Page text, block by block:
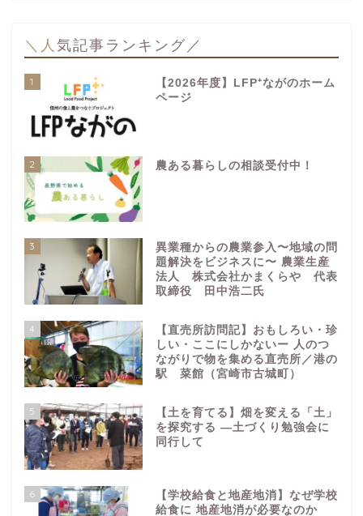
＼人気記事ランキング／
1
【2026年度】LFP⁺ながのホーム
ページ
2 農ある暮らしの相談受付中！
3
異業種からの農業参入〜地域の問
題解決をビジネスに〜 農業生産
法人 株式会社かまくらや 代表
取締役 田中浩二氏
4
【直売所訪問記】おもしろい・珍
しい・ここにしかないー 人のつ
ながりで物を集める直売所／港の
駅 菜館（宮崎市古城町）
5
【土を育てる】畑を変える「土」
を探究する ―土づくり勉強会に
同行して
6
【学校給食と地産地消】なぜ学校
給食に 地産地消が必要なのか